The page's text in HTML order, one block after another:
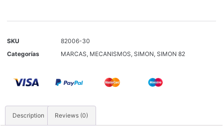
SKU
82006-30
Categorías
MARCAS, MECANISMOS, SIMON, SIMON 82
Description Reviews (0)